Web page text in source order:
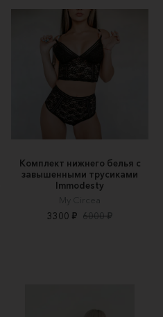
Комплект нижнего белья с
завышенными трусиками
Immodesty
My Circea
3300 ₽ 6000 ₽